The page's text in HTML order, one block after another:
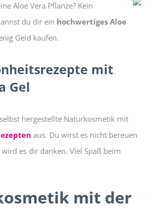
Aloe Vera Pflanze? Kein
du dir ein hochwertiges Aloe
Geld kaufen.
mit
Gel
hergestellte Naturkosmetik mit
aus. Du wirst es nicht bereuen
es dir danken. Viel Spaß beim
mit der